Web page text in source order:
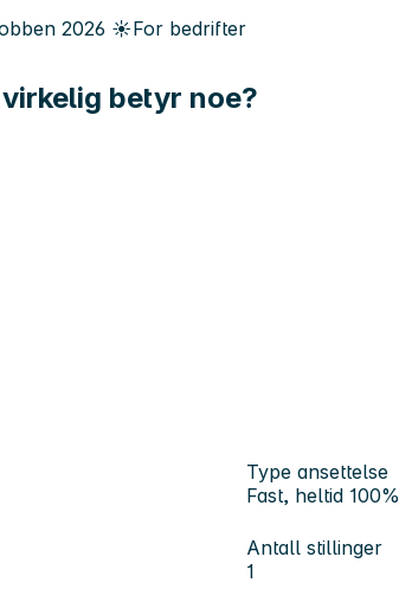
2026 ☀️For bedrifter
betyr noe?
Type ansettelse
Fast, heltid 100%
Antall stillinger
1